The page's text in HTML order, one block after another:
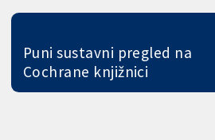
Puni sustavni pregled na
Cochrane knjižnici